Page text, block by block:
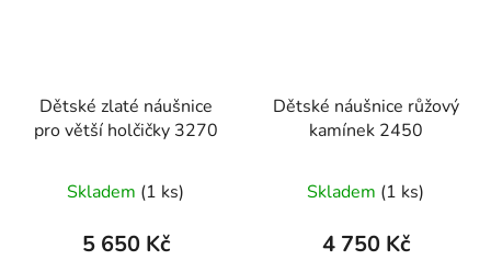
Dětské zlaté náušnice
pro větší holčičky 3270
hodnocení
produktu
Skladem (1 ks)
5 650 Kč
Dětské náušnice růžový
kamínek 2450
hodnocení
produktu
Skladem (1 ks)
4 750 Kč